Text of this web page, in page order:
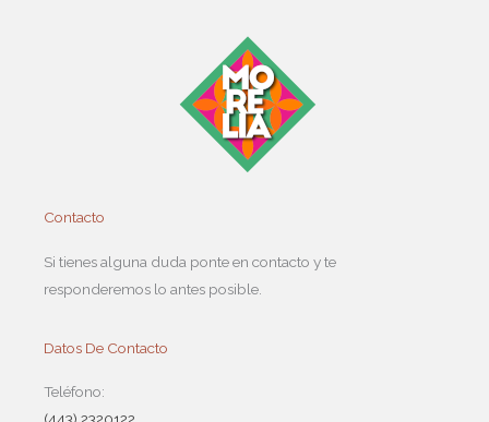
Contacto
Si tienes alguna duda ponte en contacto y te
responderemos lo antes posible.
Datos De Contacto
Teléfono: